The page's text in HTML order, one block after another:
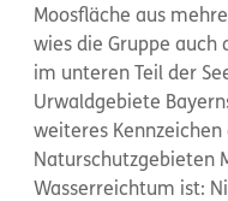
Moosfläche aus
wies die Gruppe auch
im unteren Teil der
Urwaldgebiete
weiteres
Naturschutzgebieten
Wasserreichtum ist: